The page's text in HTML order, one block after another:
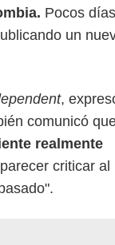
Pocos días
un
,
comunicó
realmente
criticar al